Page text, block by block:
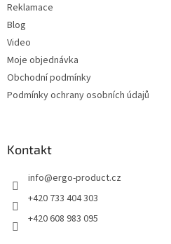
Reklamace
Blog
Video
Moje objednávka
Obchodní podmínky
Podmínky ochrany osobních údajů
Kontakt
info@ergo-product.cz
+420 733 404 303
+420 608 983 095